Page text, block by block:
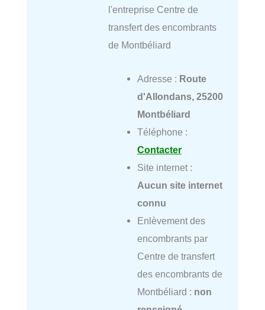
l'entreprise Centre de
transfert des encombrants
de Montbéliard
Adresse : Route
d'Allondans, 25200
Montbéliard
Téléphone :
Contacter
Site internet :
Aucun site internet
connu
Enlèvement des
encombrants par
Centre de transfert
des encombrants de
Montbéliard : non